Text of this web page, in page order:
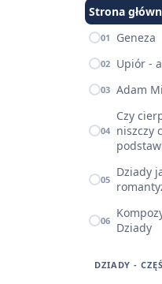
Strona
01 Geneza
02 Upiór -
03 Adam
04
Czy
niszczy
05 Dziady
06 Dziady
DZIADY -